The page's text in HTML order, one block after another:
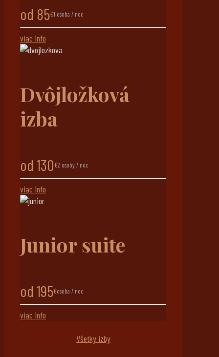
od 85€1 osoba / noc
viac info
Dvôjložková
izba
od 130€2 osoby / noc
viac info
Junior suite
od 195€osoba / noc
viac info
Všetky izby